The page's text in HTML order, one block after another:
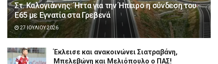
Στ. Καλογιάννης: Ήττα για την Ήπειρο η σύνδεση του
Ε65 με Εγνατία στα Γρεβενά
27 ΙΟΥΛΊΟΥ 2026
Έκλεισε και ανακοινώνει Σιατραβάνη,
Μπελεβώνη και Μελιόπουλο ο ΠΑΣ!